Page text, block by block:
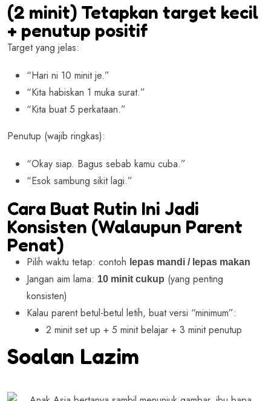
(2 minit) Tetapkan target kecil
+ penutup positif
Target yang jelas:
“Hari ni 10 minit je.”
“Kita habiskan 1 muka surat.”
“Kita buat 5 perkataan.”
Penutup (wajib ringkas):
“Okay siap. Bagus sebab kamu cuba.”
“Esok sambung sikit lagi.”
Cara Buat Rutin Ini Jadi
Konsisten (Walaupun Parent
Penat)
Pilih waktu tetap: contoh lepas mandi / lepas makan
Jangan aim lama: 10 minit cukup (yang penting
konsisten)
Kalau parent betul-betul letih, buat versi “minimum”:
2 minit set up + 5 minit belajar + 3 minit penutup
Soalan Lazim